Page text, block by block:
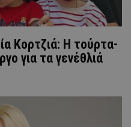
Κορτζιά: Η τούρτα-
για τα γενέθλιά